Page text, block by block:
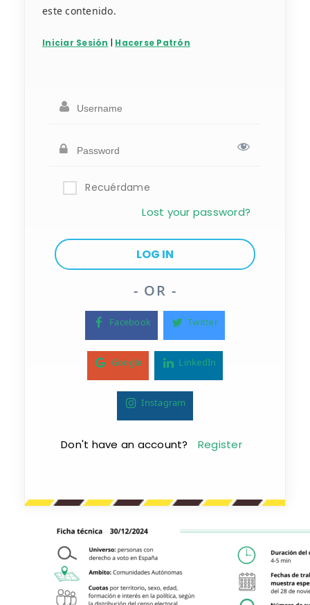
este contenido.
Iniciar Sesión | Hacerse Patrón
Recuérdame
Lost your password?
- OR -
Facebook Twitter
Google LinkedIn
Instagram
Don't have an account? Register